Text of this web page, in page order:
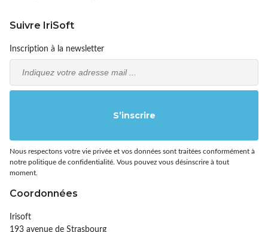
Suivre IriSoft
Inscription à la newsletter
Email
S’inscrire
Nous respectons votre vie privée et vos données sont traitées conformément à
notre politique de confidentialité. Vous pouvez vous désinscrire à tout
moment.
Coordonnées
Irisoft
193 avenue de Strasbourg